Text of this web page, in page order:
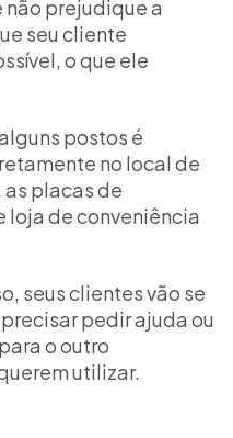
prejudique a
seu cliente
o que ele
postos é
no local de
placas de
loja de conveniência
seus clientes vão se
pedir ajuda ou
o outro
utilizar.